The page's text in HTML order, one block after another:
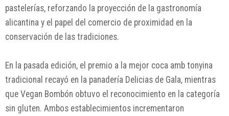
pastelerías, reforzando la proyección de la gastronomía
alicantina y el papel del comercio de proximidad en la
conservación de las tradiciones.
En la pasada edición, el premio a la mejor coca amb tonyina
tradicional recayó en la panadería Delicias de Gala, mientras
que Vegan Bombón obtuvo el reconocimiento en la categoría
sin gluten. Ambos establecimientos incrementaron